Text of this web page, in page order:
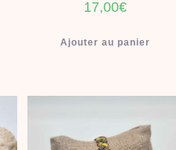
17,00€
Ajouter au panier